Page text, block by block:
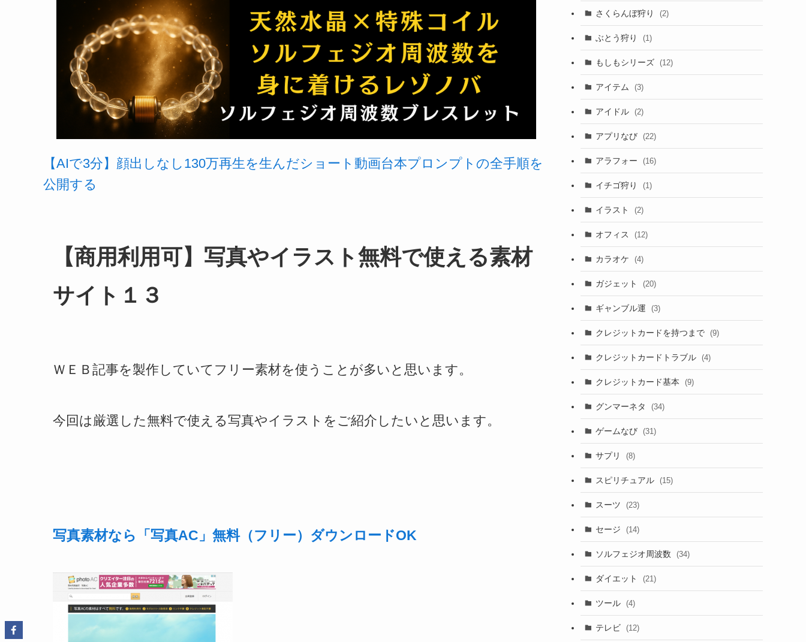
【AIで3分】顔出しなし130万再生を生んだショート動画台本プロンプトの全手順を
公開する
【商用利用可】写真やイラスト無料で使える素材
サイト１３
ＷＥＢ記事を製作していてフリー素材を使うことが多いと思います。
今回は厳選した無料で使える写真やイラストをご紹介したいと思います。
写真素材なら「写真AC」無料（フリー）ダウンロードOK
さくらんぼ狩り (2)
ぶとう狩り (1)
もしもシリーズ (12)
アイテム (3)
アイドル (2)
アプリなび (22)
アラフォー (16)
イチゴ狩り (1)
イラスト (2)
オフィス (12)
カラオケ (4)
ガジェット (20)
ギャンブル運 (3)
クレジットカードを持つまで (9)
クレジットカードトラブル (4)
クレジットカード基本 (9)
グンマーネタ (34)
ゲームなび (31)
サプリ (8)
スピリチュアル (15)
スーツ (23)
セージ (14)
ソルフェジオ周波数 (34)
ダイエット (21)
ツール (4)
テレビ (12)